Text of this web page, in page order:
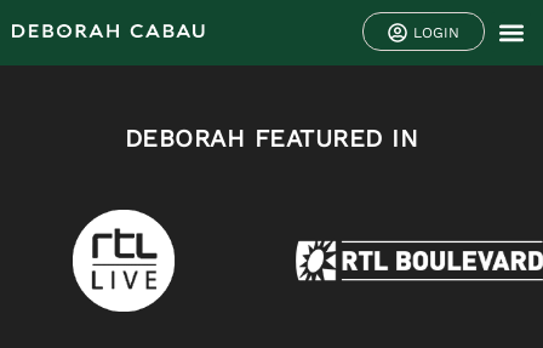
LOGIN
DEBORAH FEATURED IN